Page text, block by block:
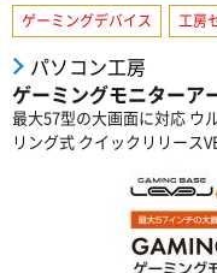
ゲーミングデバイス 工房
パソコン工房
ゲーミングモニターア
最大57型の大画面に対応 ウ
リング式 クイックリリース